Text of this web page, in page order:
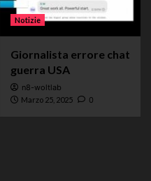
Notizie
Giornalista errore chat
guerra USA
n8-woltlab
Marzo 25, 2025 0